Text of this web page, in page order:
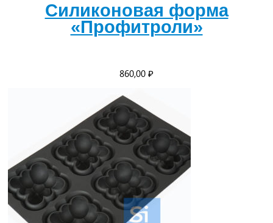
Силиконовая форма
«Профитроли»
860,00 ₽